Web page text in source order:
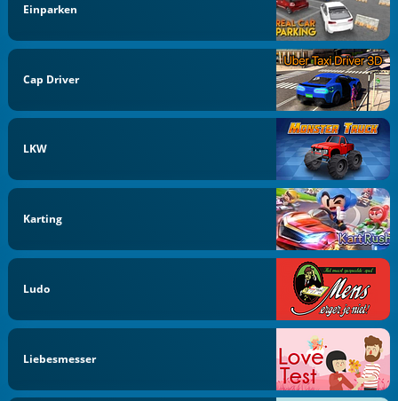
Einparken
Cap Driver
LKW
Karting
Ludo
Liebesmesser